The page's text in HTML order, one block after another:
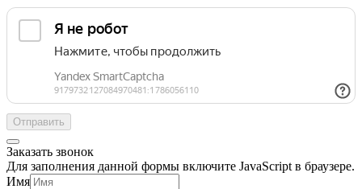
Отправить
Заказать звонок
Для заполнения данной формы включите JavaScript в браузере.
Имя